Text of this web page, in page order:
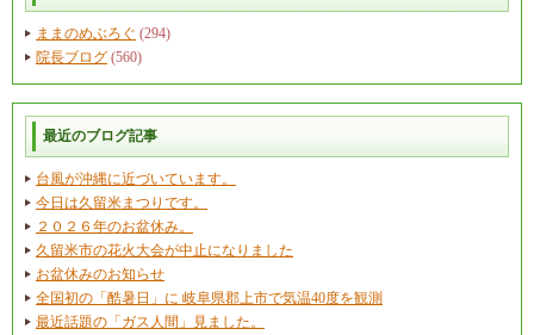
ままのめぶろぐ (294)
院長ブログ (560)
最近のブログ記事
台風が沖縄に近づいています。
今日は久留米まつりです。
２０２６年のお盆休み。
久留米市の花火大会が中止になりました
お盆休みのお知らせ
全国初の「酷暑日」に 岐阜県郡上市で気温40度を観測
最近話題の「ガス人間」見ました。